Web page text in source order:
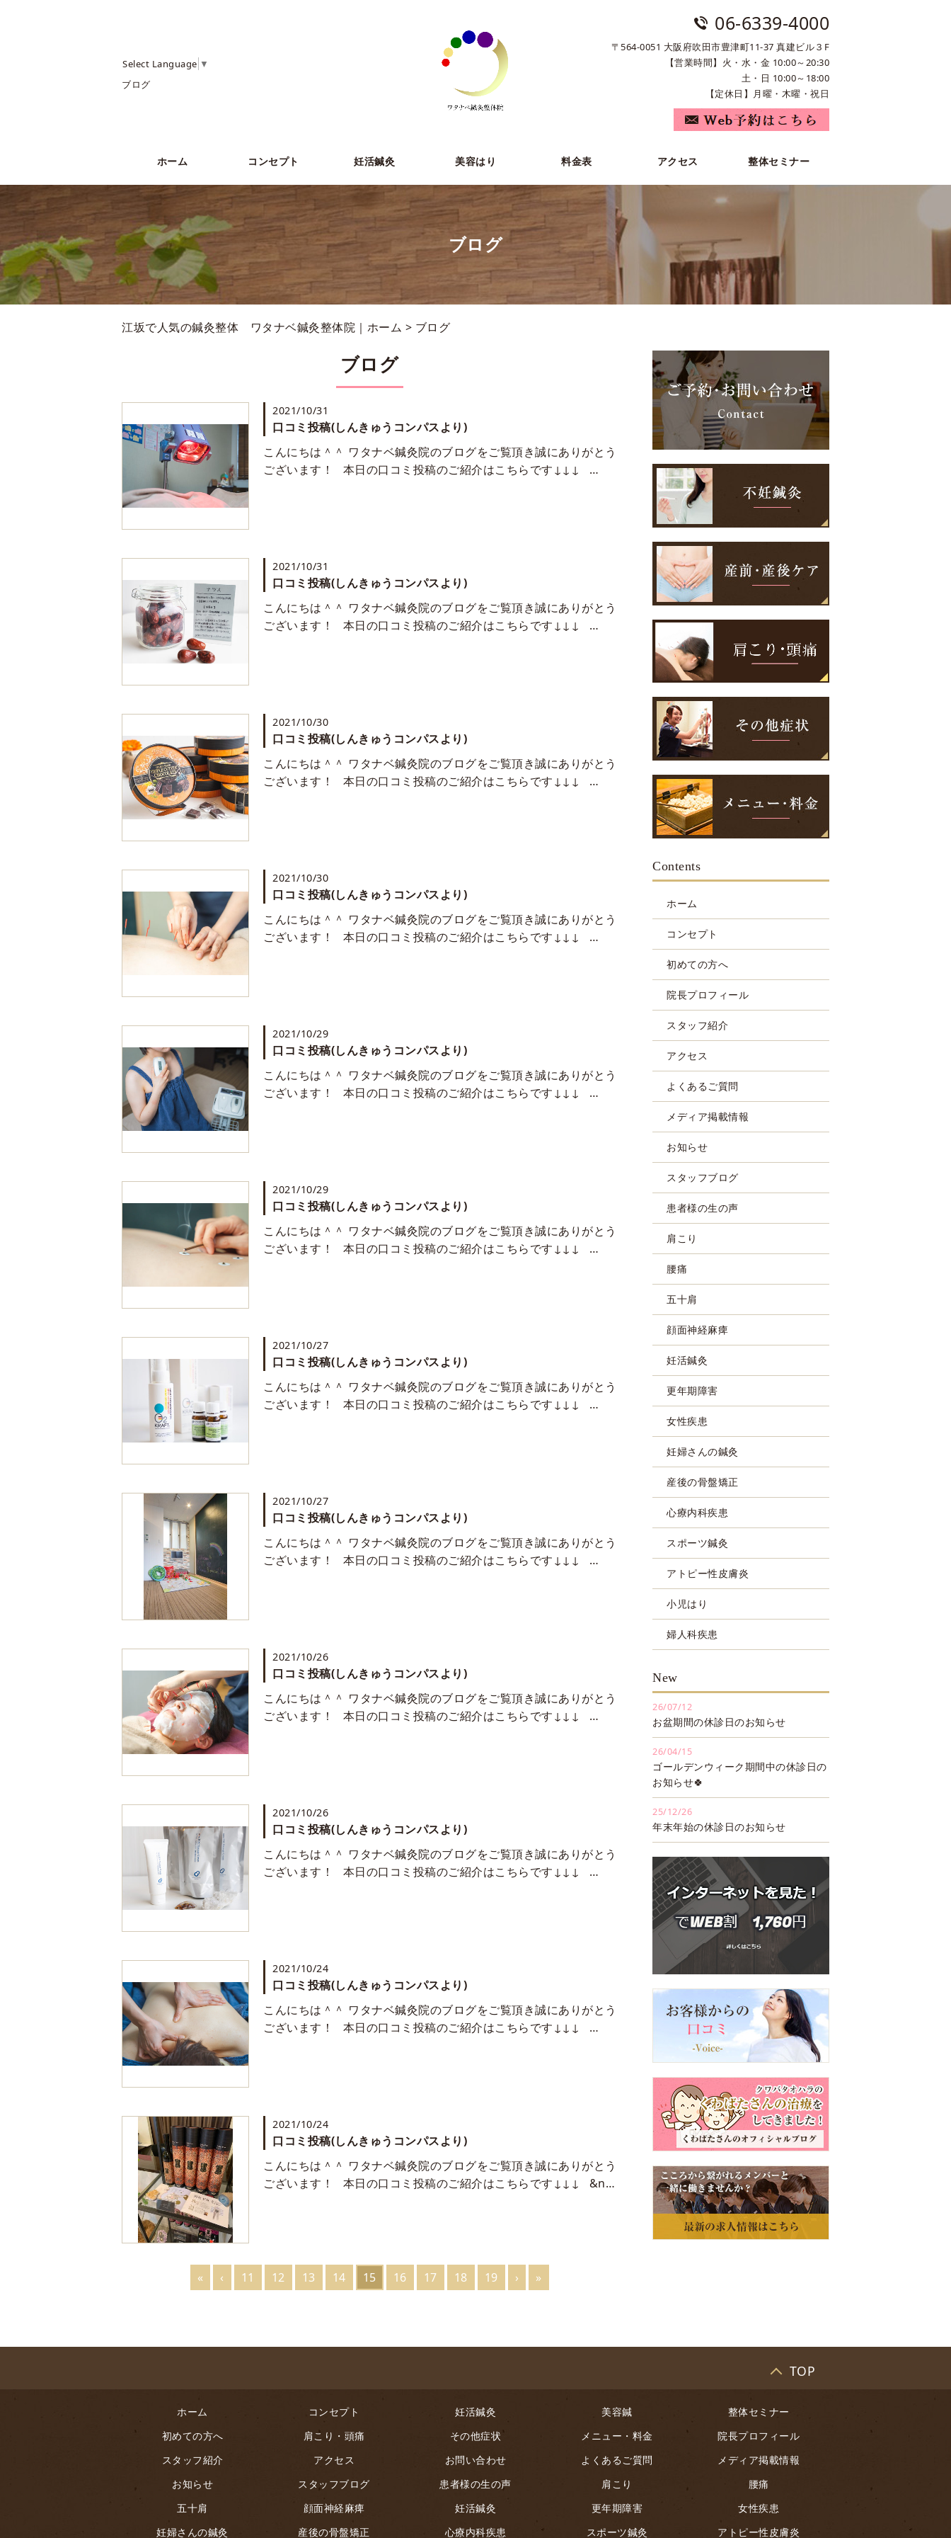
Select Language ▼
ブログ
06-6339-4000
〒564-0051 大阪府吹田市豊津町11-37 真建ビル３F
【営業時間】火・水・金 10:00～20:30
土・日 10:00～18:00
【定休日】月曜・木曜・祝日
ホーム コンセプト 妊活鍼灸 美容はり 料金表 アクセス 整体セミナー
ブログ
江坂で人気の鍼灸整体 ワタナベ鍼灸整体院｜ホーム > ブログ
ブログ
2021/10/31
口コミ投稿(しんきゅうコンパスより)
こんにちは＾＾ ワタナベ鍼灸院のブログをご覧頂き誠にありがとう
ございます！ 本日の口コミ投稿のご紹介はこちらです↓↓↓ …
2021/10/31
口コミ投稿(しんきゅうコンパスより)
こんにちは＾＾ ワタナベ鍼灸院のブログをご覧頂き誠にありがとう
ございます！ 本日の口コミ投稿のご紹介はこちらです↓↓↓ …
2021/10/30
口コミ投稿(しんきゅうコンパスより)
こんにちは＾＾ ワタナベ鍼灸院のブログをご覧頂き誠にありがとう
ございます！ 本日の口コミ投稿のご紹介はこちらです↓↓↓ …
2021/10/30
口コミ投稿(しんきゅうコンパスより)
こんにちは＾＾ ワタナベ鍼灸院のブログをご覧頂き誠にありがとう
ございます！ 本日の口コミ投稿のご紹介はこちらです↓↓↓ …
2021/10/29
口コミ投稿(しんきゅうコンパスより)
こんにちは＾＾ ワタナベ鍼灸院のブログをご覧頂き誠にありがとう
ございます！ 本日の口コミ投稿のご紹介はこちらです↓↓↓ …
2021/10/29
口コミ投稿(しんきゅうコンパスより)
こんにちは＾＾ ワタナベ鍼灸院のブログをご覧頂き誠にありがとう
ございます！ 本日の口コミ投稿のご紹介はこちらです↓↓↓ …
2021/10/27
口コミ投稿(しんきゅうコンパスより)
こんにちは＾＾ ワタナベ鍼灸院のブログをご覧頂き誠にありがとう
ございます！ 本日の口コミ投稿のご紹介はこちらです↓↓↓ …
2021/10/27
口コミ投稿(しんきゅうコンパスより)
こんにちは＾＾ ワタナベ鍼灸院のブログをご覧頂き誠にありがとう
ございます！ 本日の口コミ投稿のご紹介はこちらです↓↓↓ …
2021/10/26
口コミ投稿(しんきゅうコンパスより)
こんにちは＾＾ ワタナベ鍼灸院のブログをご覧頂き誠にありがとう
ございます！ 本日の口コミ投稿のご紹介はこちらです↓↓↓ …
2021/10/26
口コミ投稿(しんきゅうコンパスより)
こんにちは＾＾ ワタナベ鍼灸院のブログをご覧頂き誠にありがとう
ございます！ 本日の口コミ投稿のご紹介はこちらです↓↓↓ …
2021/10/24
口コミ投稿(しんきゅうコンパスより)
こんにちは＾＾ ワタナベ鍼灸院のブログをご覧頂き誠にありがとう
ございます！ 本日の口コミ投稿のご紹介はこちらです↓↓↓ …
2021/10/24
口コミ投稿(しんきゅうコンパスより)
こんにちは＾＾ ワタナベ鍼灸院のブログをご覧頂き誠にありがとう
ございます！ 本日の口コミ投稿のご紹介はこちらです↓↓↓ &n…
« ‹ 11 12 13 14 15 16 17 18 19 › »
Contents
ホーム
コンセプト
初めての方へ
院長プロフィール
スタッフ紹介
アクセス
よくあるご質問
メディア掲載情報
お知らせ
スタッフブログ
患者様の生の声
肩こり
腰痛
五十肩
顔面神経麻痺
妊活鍼灸
更年期障害
女性疾患
妊婦さんの鍼灸
産後の骨盤矯正
心療内科疾患
スポーツ鍼灸
アトピー性皮膚炎
小児はり
婦人科疾患
New
26/07/12
お盆期間の休診日のお知らせ
26/04/15
ゴールデンウィーク期間中の休診日の
お知らせ🍀
25/12/26
年末年始の休診日のお知らせ
TOP
ホーム コンセプト 妊活鍼灸 美容鍼
整体セミナー
初めての方へ
肩こり・頭痛 その他症状 メニュー・料金
院長プロフィール
スタッフ紹介
アクセス お問い合わせ よくあるご質問
メディア掲載情報
お知らせ
スタッフブログ 患者様の生の声 肩こり
腰痛
五十肩
顔面神経麻痺 妊活鍼灸 更年期障害
女性疾患
妊婦さんの鍼灸
産後の骨盤矯正 心療内科疾患 スポーツ鍼灸 アトピー性皮膚炎